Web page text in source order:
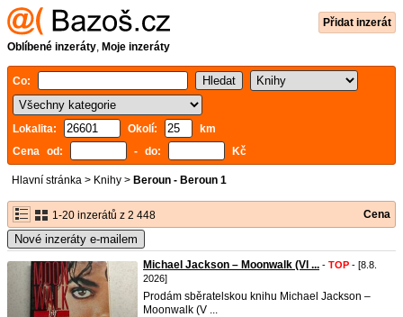
Přidat inzerát
Oblíbené inzeráty, Moje inzeráty
Co:
Lokalita: Okolí:
km
Cena od:
- do: Kč
Hlavní stránka > Knihy > Beroun - Beroun 1
1-20 inzerátů z 2 448 Cena
Nové inzeráty e-mailem
Michael Jackson – Moonwalk (Vl ... - TOP - [8.8.
2026]
Prodám sběratelskou knihu Michael Jackson –
Moonwalk (V ...